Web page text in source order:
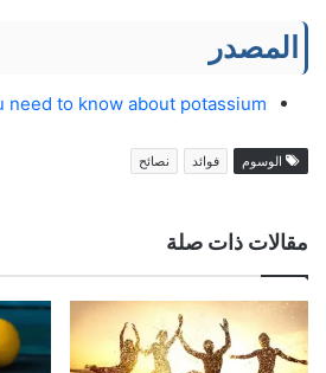
المصدر
need to know about potassium.
الوسوم فوائد نصائح
مقالات ذات صلة